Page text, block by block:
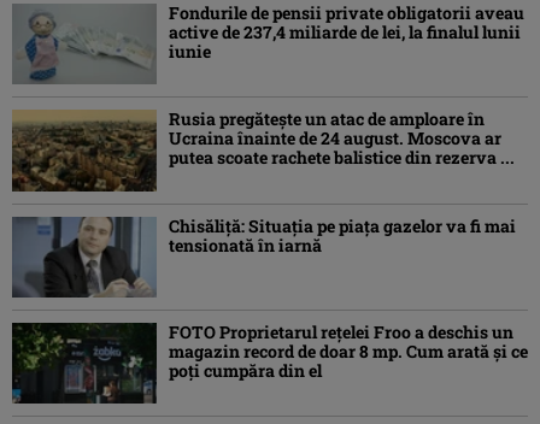
Fondurile de pensii private obligatorii aveau
active de 237,4 miliarde de lei, la finalul lunii
iunie
Rusia pregătește un atac de amploare în
Ucraina înainte de 24 august. Moscova ar
putea scoate rachete balistice din rezerva ...
Chisăliţă: Situaţia pe piaţa gazelor va fi mai
tensionată în iarnă
FOTO Proprietarul rețelei Froo a deschis un
magazin record de doar 8 mp. Cum arată și ce
poți cumpăra din el